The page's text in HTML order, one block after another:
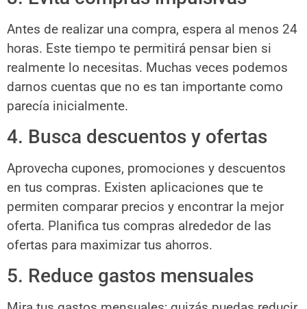
Antes de realizar una compra, espera al menos 24
horas. Este tiempo te permitirá pensar bien si
realmente lo necesitas. Muchas veces podemos
darnos cuentas que no es tan importante como
parecía inicialmente.
4. Busca descuentos y ofertas
Aprovecha cupones, promociones y descuentos
en tus compras. Existen aplicaciones que te
permiten comparar precios y encontrar la mejor
oferta. Planifica tus compras alrededor de las
ofertas para maximizar tus ahorros.
5. Reduce gastos mensuales